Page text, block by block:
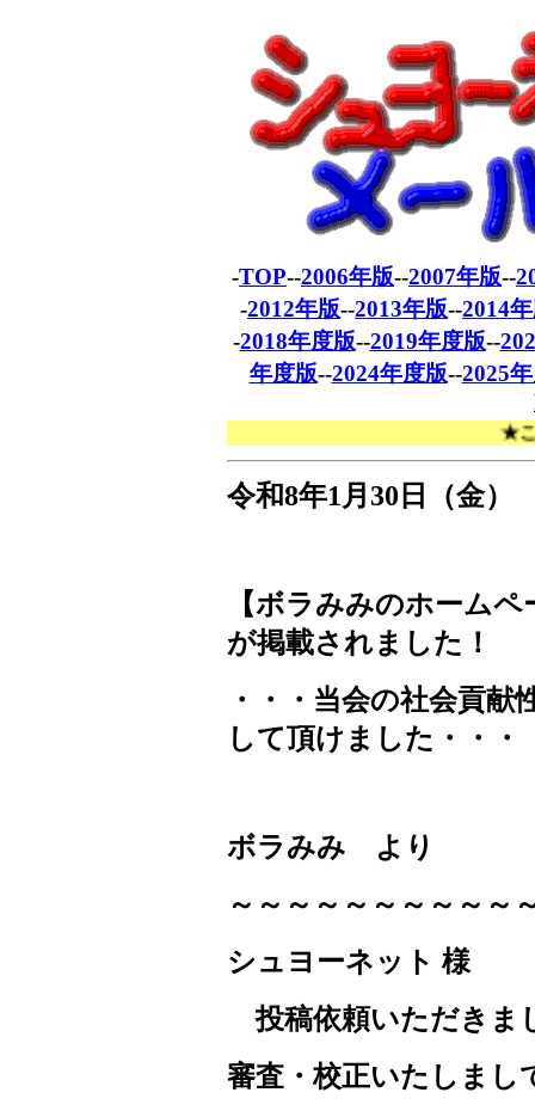
-TOP--2006年版--2007年版--
-2012年版--2013年版--2014
-2018年度版--2019年度版--
年度版--2024年度版--2025
★これま
令和8年1 月 30 日（金）
【ボラみみのホーム
が掲載されました！
・・・当会の社会貢
して頂けました・・・
ボラみみ より
～～～～～～～～～～
シュヨーネット 様
投稿依頼いただきま
審査・校正いたしまし